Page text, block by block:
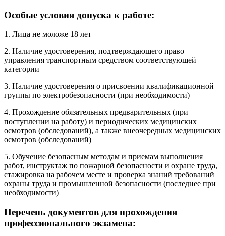
Особые условия допуска к работе:
1. Лица не моложе 18 лет
2. Наличие удостоверения, подтверждающего право
управления транспортным средством соответствующей
категории
3. Наличие удостоверения о присвоении квалификационной
группы по электробезопасности (при необходимости)
4. Прохождение обязательных предварительных (при
поступлении на работу) и периодических медицинских
осмотров (обследований), а также внеочередных медицинских
осмотров (обследований)
5. Обучение безопасным методам и приемам выполнения
работ, инструктаж по пожарной безопасности и охране труда,
стажировка на рабочем месте и проверка знаний требований
охраны труда и промышленной безопасности (последнее при
необходимости)
Перечень документов для прохождения
профессионального экзамена: